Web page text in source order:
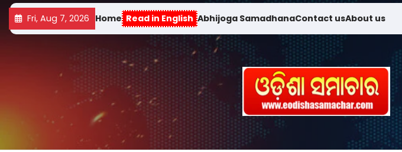
Fri, Aug 7, 2026 Home Read in English Abhijoga SamadhanaContact usAbout us